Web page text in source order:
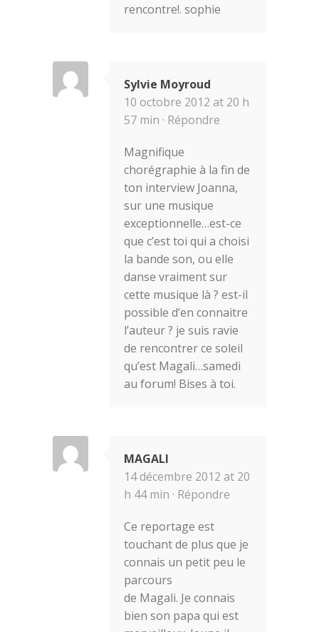
rencontre!. sophie
Sylvie Moyroud
10 octobre 2012 at 20 h
57 min · Répondre
Magnifique
chorégraphie à la fin de
ton interview Joanna,
sur une musique
exceptionnelle…est-ce
que c’est toi qui a choisi
la bande son, ou elle
danse vraiment sur
cette musique là ? est-il
possible d’en connaitre
l’auteur ? je suis ravie
de rencontrer ce soleil
qu’est Magali…samedi
au forum! Bises à toi.
MAGALI
14 décembre 2012 at 20
h 44 min · Répondre
Ce reportage est
touchant de plus que je
connais un petit peu le
parcours
de Magali. Je connais
bien son papa qui est